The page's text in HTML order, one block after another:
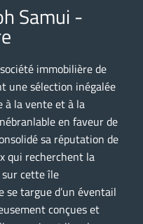
Samui -
immobilière de
une sélection inégalée
à la vente et à la
en faveur de
sa réputation de
qui recherchent la
cette île
targue d’un éventail
conçues et